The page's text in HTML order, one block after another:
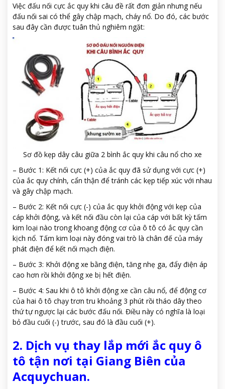
Việc đấu nối cực ắc quy khi câu đề rất đơn giản nhưng nếu
đấu nối sai có thể gây chập mạch, cháy nổ. Do đó, các bước
sau đây cần được tuân thủ nghiêm ngặt:
Sơ đồ kẹp dây câu giữa 2 bình ắc quy khi câu nổ cho xe
– Bước 1: Kết nối cực (+) của ắc quy đã sử dụng với cực (+)
của ắc quy chính, cẩn thận để tránh các kẹp tiếp xúc với nhau
và gây chập mạch.
– Bước 2: Kết nối cực (-) của ắc quy khởi động với kẹp của
cáp khởi động, và kết nối đầu còn lại của cáp với bất kỳ tấm
kim loại nào trong khoang động cơ của ô tô có ắc quy cần
kịch nổ. Tấm kim loại này đóng vai trò là chân đế của máy
phát điện để kết nối mạch điện.
– Bước 3: Khởi động xe bằng điện, tăng nhẹ ga, đẩy điện áp
cao hơn rồi khởi động xe bị hết điện.
– Bước 4: Sau khi ô tô khởi động xe cần câu nổ, để động cơ
của hai ô tô chạy trơn tru khoảng 3 phút rồi tháo dây theo
thứ tự ngược lại các bước đấu nối. Điều này có nghĩa là loại
bỏ đầu cuối (-) trước, sau đó là đầu cuối (+).
2. Dịch vụ thay lắp mới ắc quy ô
tô tận nơi tại Giang Biên của
Acquychuan.